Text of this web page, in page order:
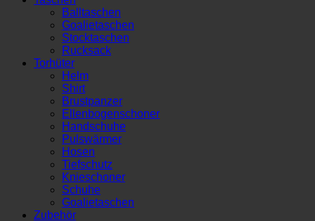
Balltaschen
Goalietaschen
Stocktaschen
Rucksack
Torhüter
Helm
Shirt
Brustpanzer
Ellenbogenschoner
Handschuhe
Pulswärmer
Hosen
Tiefschutz
Knieschoner
Schuhe
Goalietaschen
Zubehör